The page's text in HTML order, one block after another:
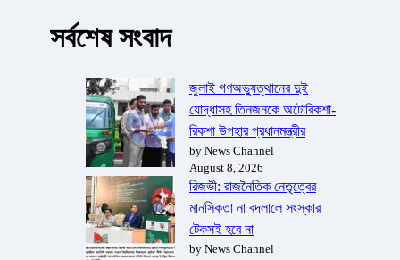
সর্বশেষ সংবাদ
জুলাই গণঅভ্যুত্থানের দুই
যোদ্ধাসহ তিনজনকে অটোরিকশা-
রিকশা উপহার প্রধানমন্ত্রীর
by News Channel
August 8, 2026
রিজভী: রাজনৈতিক নেতৃত্বের
মানসিকতা না বদলালে সংস্কার
টেকসই হবে না
by News Channel